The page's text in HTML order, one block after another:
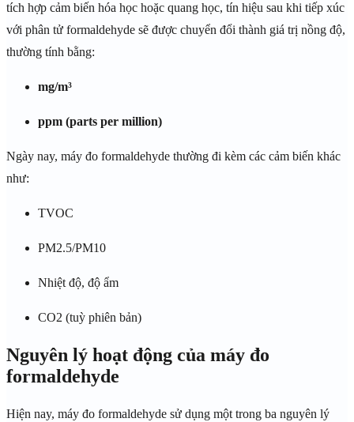
tích hợp cảm biến hóa học hoặc quang học, tín hiệu sau khi tiếp xúc
với phân tử formaldehyde sẽ được chuyển đổi thành giá trị nồng độ,
thường tính bằng:
mg/m³
ppm (parts per million)
Ngày nay, máy đo formaldehyde thường đi kèm các cảm biến khác
như:
TVOC
PM2.5/PM10
Nhiệt độ, độ ẩm
CO2 (tuỳ phiên bản)
Nguyên lý hoạt động của máy đo
formaldehyde
Hiện nay, máy đo formaldehyde sử dụng một trong ba nguyên lý